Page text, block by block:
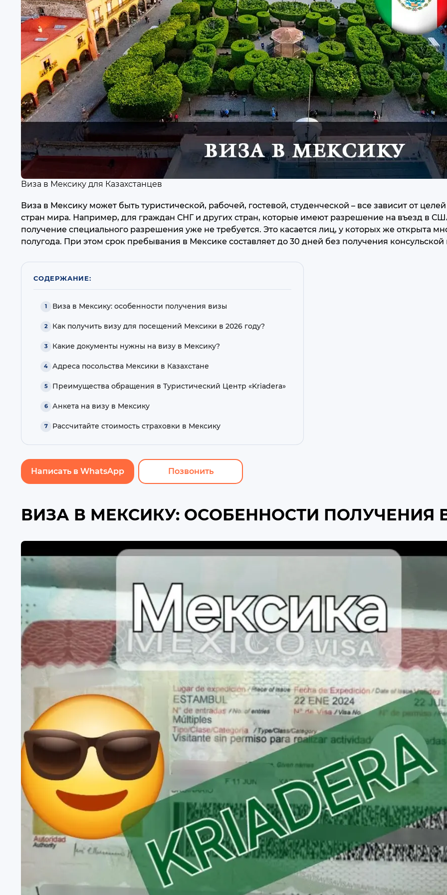
Виза в Мексику для Казахстанцев
Виза в Мексику может быть туристической, рабочей, гостевой, студенческой – все зависит от
стран мира. Например, для граждан СНГ и других стран, которые имеют разрешение на въезд в
получение специального разрешения уже не требуется. Это касается лиц, у которых же открыта
полугода. При этом срок пребывания в Мексике составляет до 30 дней без получения консульской
СОДЕРЖАНИЕ:
Виза в Мексику: особенности получения визы
Как получить визу для посещений Мексики в 2026 году?
Какие документы нужны на визу в Мексику?
Адреса посольства Мексики в Казахстане
Преимущества обращения в Туристический Центр «Kriadera»
Анкета на визу в Мексику
Рассчитайте стоимость страховки в Мексику
Написать в WhatsApp Позвонить
ВИЗА В МЕКСИКУ: ОСОБЕННОСТИ ПОЛУЧЕНИЯ